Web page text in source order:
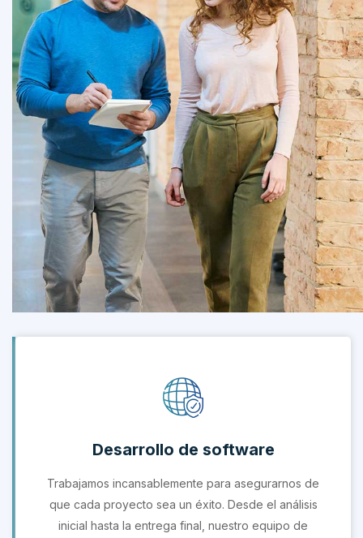
Desarrollo de software
Trabajamos incansablemente para asegurarnos de
que cada proyecto sea un éxito. Desde el análisis
inicial hasta la entrega final, nuestro equipo de